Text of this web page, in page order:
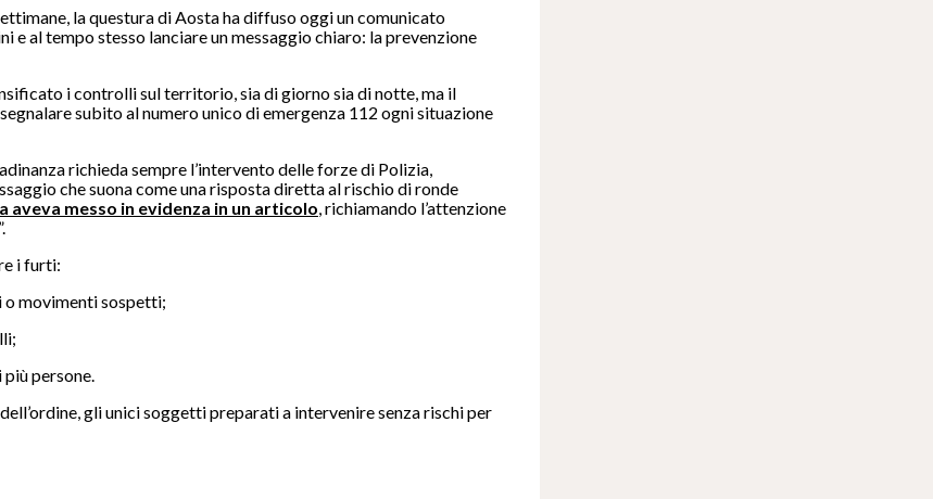
la questura di Aosta ha diffuso oggi un comunicato
al tempo stesso lanciare un messaggio chiaro: la prevenzione
i controlli sul territorio, sia di giorno sia di notte, ma il
subito al numero unico di emergenza 112 ogni situazione
richieda sempre l’intervento delle forze di Polizia,
che suona come una risposta diretta al rischio di ronde
aveva messo in evidenza in un articolo,richiamando l’attenzione
i furti:
o movimenti sospetti;
persone.
gli unici soggetti preparati a intervenire senza rischi per